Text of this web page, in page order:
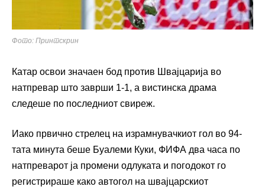
Фото: Принтскрин
Катар освои значаен бод против Швајцарија во
натпревар што заврши 1-1, а вистинска драма
следеше по последниот свиреж.
Иако првично стрелец на израмнувачкиот гол во 94-
тата минута беше Буалеми Куки, ФИФА два часа по
натпреварот ја промени одлуката и погодо­кот го
регистрираше како автогол на швајцарскиот